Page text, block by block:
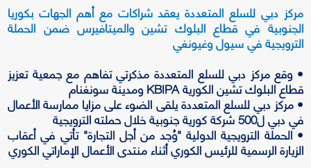
مركز دبي للسلع المتعددة يعقد شراكات مع أهم الجهات بكوريا
الجنوبية في قطاع البلوك تشين والميتافيرس ضمن الحملة
الترويجية في سيول وغيونغي
• وقع مركز دبي للسلع المتعددة مذكرتي تفاهم مع جمعية تعزيز
قطاع البلوك تشين الكورية KBIPA ومدينة سونغنام
• مركز دبي للسلع المتعددة يلقى الضوء على مزايا ممارسة الأعمال
في دبي ل500 شركة كورية جنوبية خلال حملته الترويجية
• الحملة الترويجية الدولية "وُجد من أجل التجارة" تأتي في أعقاب
الزيارة الرسمية للرئيس الكوري أثناء منتدى الأعمال الإماراتي الكوري